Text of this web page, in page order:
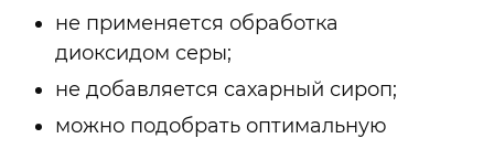
не применяется обработка
диоксидом серы;
не добавляется сахарный сироп;
можно подобрать оптимальную